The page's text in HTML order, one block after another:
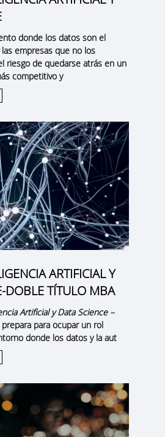
donde los datos son el
empresas que no los
riesgo de quedarse atrás en un
competitivo y
ARTIFICIAL Y
DOBLE TÍTULO MBA
Artificial y Data Science –
para ocupar un rol
donde los datos y la aut